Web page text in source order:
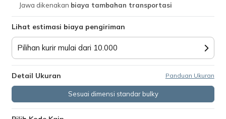
Jawa dikenakan biaya tambahan transportasi
Lihat estimasi biaya pengiriman
Pilihan kurir mulai dari 10.000
Detail Ukuran Panduan Ukuran
Sesuai dimensi standar bulky